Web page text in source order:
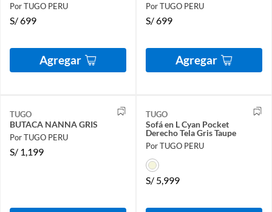
Por TUGO PERU
S/699
Agregar
Por TUGO PERU
S/699
Agregar
TUGO
BUTACA NANNA GRIS
Por TUGO PERU
S/ 1,199
TUGO
Sofá en L Cyan Pocket
Derecho Tela Gris Taupe
Por TUGO PERU
S/ 5,999